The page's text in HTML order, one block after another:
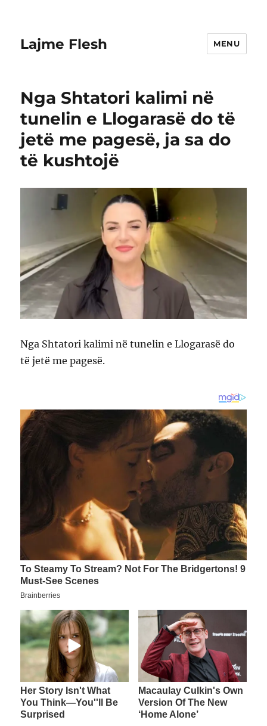
Lajme Flesh MENU
Nga Shtatori kalimi në
tunelin e Llogarasë do të
jetë me pagesë, ja sa do
të kushtojë
Nga Shtatori kalimi në tunelin e Llogarasë do
të jetë me pagesë.